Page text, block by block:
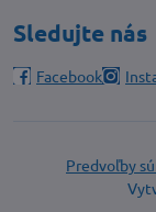
Sledujte nás
Facebook
Predvoľby